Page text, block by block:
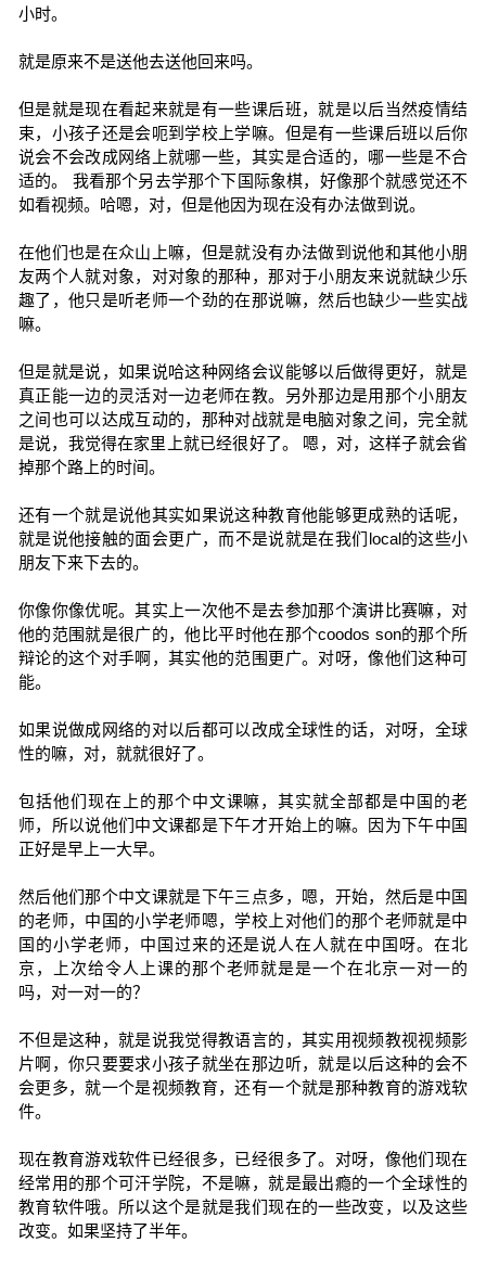
小时。
就是原来不是送他去送他回来吗。
但是就是现在看起来就是有一些课后班，就是以后当然疫情结
束，小孩子还是会呃到学校上学嘛。但是有一些课后班以后你
说会不会改成网络上就哪一些，其实是合适的，哪一些是不合
适的。 我看那个另去学那个下国际象棋，好像那个就感觉还不
如看视频。哈嗯，对，但是他因为现在没有办法做到说。
在他们也是在众山上嘛，但是就没有办法做到说他和其他小朋
友两个人就对象，对对象的那种，那对于小朋友来说就缺少乐
趣了，他只是听老师一个劲的在那说嘛，然后也缺少一些实战
嘛。
但是就是说，如果说哈这种网络会议能够以后做得更好，就是
真正能一边的灵活对一边老师在教。另外那边是用那个小朋友
之间也可以达成互动的，那种对战就是电脑对象之间，完全就
是说，我觉得在家里上就已经很好了。 嗯，对，这样子就会省
掉那个路上的时间。
还有一个就是说他其实如果说这种教育他能够更成熟的话呢，
就是说他接触的面会更广，而不是说就是在我们local的这些小
朋友下来下去的。
你像你像优呢。其实上一次他不是去参加那个演讲比赛嘛，对
他的范围就是很广的，他比平时他在那个coodos son的那个所
辩论的这个对手啊，其实他的范围更广。对呀，像他们这种可
能。
如果说做成网络的对以后都可以改成全球性的话，对呀，全球
性的嘛，对，就就很好了。
包括他们现在上的那个中文课嘛，其实就全部都是中国的老
师，所以说他们中文课都是下午才开始上的嘛。因为下午中国
正好是早上一大早。
然后他们那个中文课就是下午三点多，嗯，开始，然后是中国
的老师，中国的小学老师嗯，学校上对他们的那个老师就是中
国的小学老师，中国过来的还是说人在人就在中国呀。在北
京，上次给令人上课的那个老师就是是一个在北京一对一的
吗，对一对一的？
不但是这种，就是说我觉得教语言的，其实用视频教视视频影
片啊，你只要要求小孩子就坐在那边听，就是以后这种的会不
会更多，就一个是视频教育，还有一个就是那种教育的游戏软
件。
现在教育游戏软件已经很多，已经很多了。对呀，像他们现在
经常用的那个可汗学院，不是嘛，就是最出瘾的一个全球性的
教育软件哦。所以这个是就是我们现在的一些改变，以及这些
改变。如果坚持了半年。